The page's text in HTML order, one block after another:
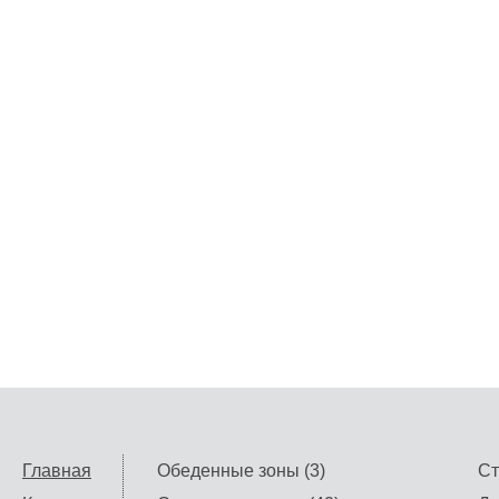
Главная
Обеденные зоны (3)